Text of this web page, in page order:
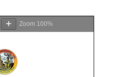
Zoom 100%